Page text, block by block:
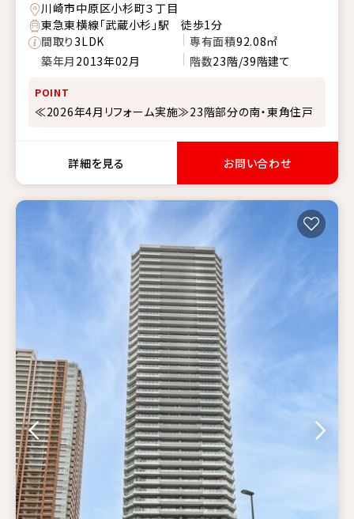
川崎市中原区小杉町３丁目
東急東横線「武蔵小杉」駅 徒歩1分
間取り3LDK 専有面積92.08㎡
築年月 2013年02月 階数23階/39階建て
POINT
≪2026年4月リフォーム実施≫23階部分の南・東角住戸
詳細を見る お問い合わせ